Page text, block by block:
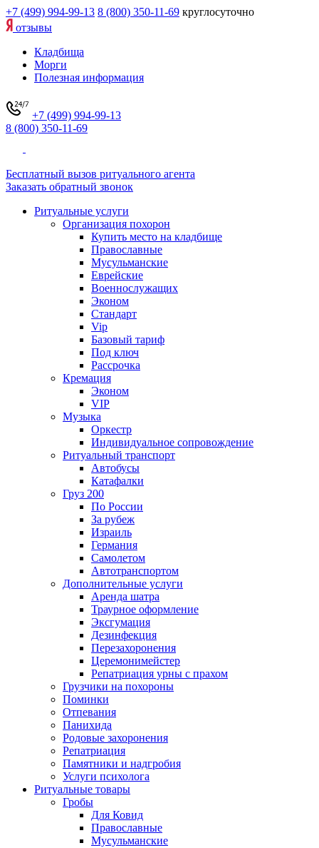
+7 (499) 994-99-13 8 (800) 350-11-69 круглосуточно
отзывы
Кладбища
Морги
Полезная информация
+7 (499) 994-99-13
8 (800) 350-11-69
Бесплатный вызов ритуального агента
Заказать обратный звонок
Ритуальные услуги
Организация похорон
Купить место на кладбище
Православные
Мусульманские
Еврейские
Военнослужащих
Эконом
Стандарт
Vip
Базовый тариф
Под ключ
Рассрочка
Кремация
Эконом
VIP
Музыка
Оркестр
Индивидуальное сопровождение
Ритуальный транспорт
Автобусы
Катафалки
Груз 200
По России
За рубеж
Израиль
Германия
Самолетом
Автотранспортом
Дополнительные услуги
Аренда шатра
Траурное оформление
Эксгумация
Дезинфекция
Перезахоронения
Церемонимейстер
Репатриация урны с прахом
Грузчики на похороны
Поминки
Отпевания
Панихида
Родовые захоронения
Репатриация
Памятники и надгробия
Услуги психолога
Ритуальные товары
Гробы
Для Ковид
Православные
Мусульманские